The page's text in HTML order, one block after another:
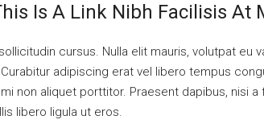
Is A Link Nibh Facilisis At
cursus. Nulla elit mauris, volutpat eu
adipiscing erat vel libero tempus
non aliquet porttitor. Praesent dapibus, nisi
libero ligula ut eros.